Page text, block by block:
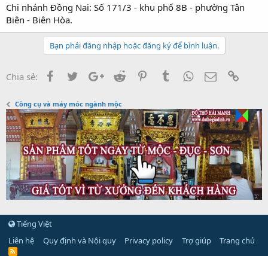
Chi nhánh Đồng Nai: Số 171/3 - khu phố 8B - phường Tân
Biên - Biên Hòa.
Bạn phải đăng nhập hoặc đăng ký để bình luận.
Chia sẻ: FacebookTwitterGoogle+
Reddit PinterestTumblrWhatsApp
Email
Công cụ và máy móc ngành mộc
Tiếng Việt
Liên hệ
Quy định và Nội quy Privacy policy Trợ giúp Trang chủ
R